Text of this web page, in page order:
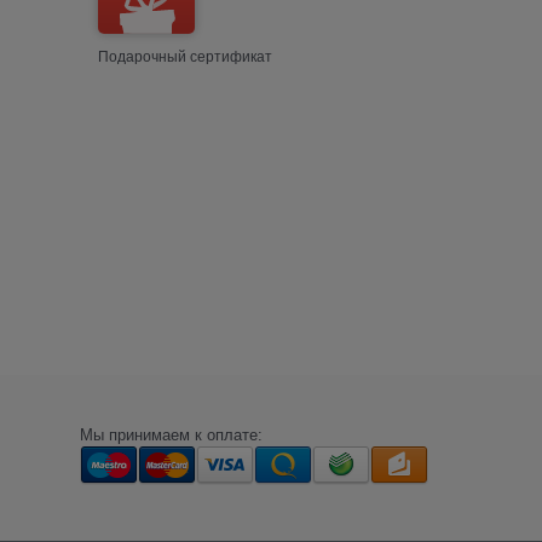
Подарочный сертификат
Мы принимаем к оплате: